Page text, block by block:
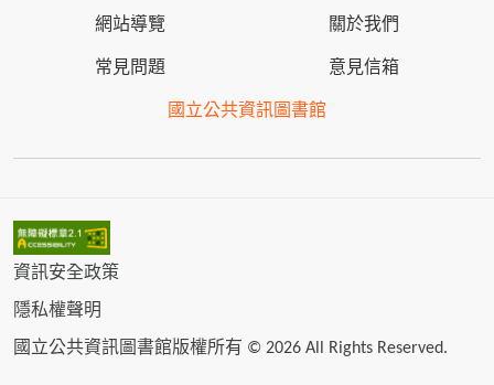
網站導覽 關於我們
常見問題 意見信箱
國立公共資訊圖書館
資訊安全政策
隱私權聲明
國立公共資訊圖書館版權所有 © 2026 All Rights Reserved.